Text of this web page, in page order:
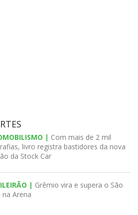
| Com mais de 2 mil
livro registra bastidores da nova
da Stock Car
| Grêmio vira e supera o São
na Arena